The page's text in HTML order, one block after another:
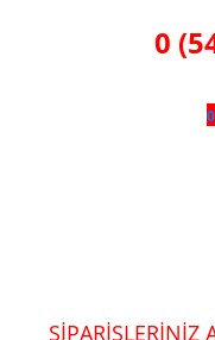
0
SİPARİŞLERİNİZ